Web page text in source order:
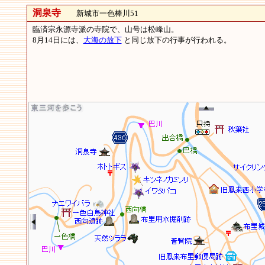
洞泉寺新城市一色棒川51
臨済宗永源寺派の寺院で、山号は松峰山。
8月14日には、 大海の放下と同じ放下の行事が行われる。